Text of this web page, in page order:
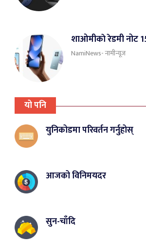
शाओमीकाे रेडमी नोट
NamiNews- नामीन्यूज
यो पनि
युनिकोडमा परिवर्तन गर्नुहोस्
आजको विनिमयदर
सुन-चाँदि